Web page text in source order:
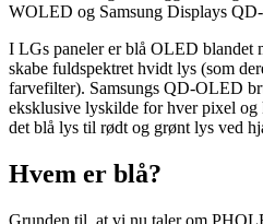
WOLED og Samsung Displays
I LGs paneler er blå OLED blandet
skabe fuldspektret hvidt lys (som
farvefilter). Samsungs QD-OLED
eksklusive lyskilde for hver pixel og
det blå lys til rødt og grønt lys ved
Hvem er blå?